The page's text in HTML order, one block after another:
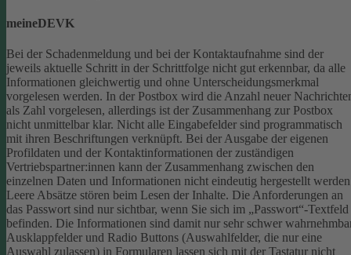
meineDEVK
Bei der Schadenmeldung und bei der Kontaktaufnahme sind der
jeweils aktuelle Schritt in der Schrittfolge nicht gut erkennbar, da alle
Informationen gleichwertig und ohne Unterscheidungsmerkmal
vorgelesen werden. In der Postbox wird die Anzahl neuer
als Zahl vorgelesen, allerdings ist der Zusammenhang zur Postbox
nicht unmittelbar klar. Nicht alle Eingabefelder sind programmatisch
mit ihren Beschriftungen verknüpft. Bei der Ausgabe der eigenen
Profildaten und der Kontaktinformationen der zuständigen
Vertriebspartner:innen kann der Zusammenhang zwischen den
einzelnen Daten und Informationen nicht eindeutig hergestellt
Leere Absätze stören beim Lesen der Inhalte. Die Anforderungen an
das Passwort sind nur sichtbar, wenn Sie sich im „Passwort“-Textfeld
befinden. Die Informationen sind damit nur sehr schwer
Ausklappfelder und Radio Buttons (Auswahlfelder, die nur eine
Auswahl zulassen) in Formularen lassen sich mit der Tastatur nicht